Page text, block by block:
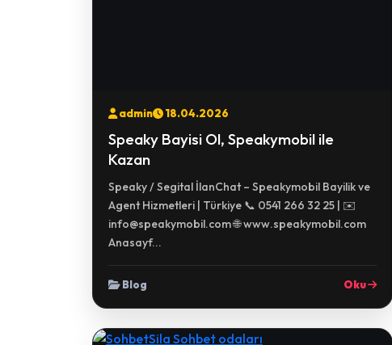
admin 18.04.2026
Speaky Bayisi Ol, Speakymobil ile
Kazan
Speaky / Segital İlanChat – Speakymobil Bayilik ve
Agent Hizmetleri | Türkiye 📞 0541 266 32 25 | ✉️
info@speakymobil.com 🌐 www.speakymobil.com
Anasayf...
Blog Oku